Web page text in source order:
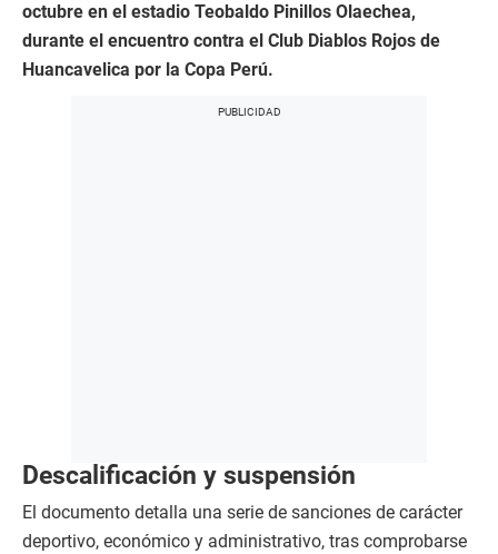
octubre en el estadio Teobaldo Pinillos Olaechea,
durante el encuentro contra el Club Diablos Rojos de
Huancavelica por la Copa Perú.
Descalificación y suspensión
El documento detalla una serie de sanciones de carácter
deportivo, económico y administrativo, tras comprobarse